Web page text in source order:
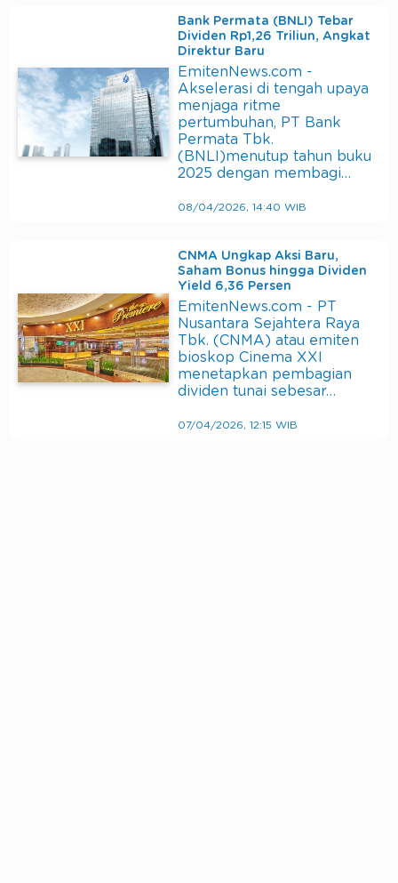
Bank Permata (BNLI) Tebar
Dividen Rp1,26 Triliun, Angkat
Direktur Baru
EmitenNews.com -
Akselerasi di tengah upaya
menjaga ritme
pertumbuhan, PT Bank
Permata Tbk.
(BNLI)menutup tahun buku
2025 dengan membagi…
08/04/2026, 14:40 WIB
CNMA Ungkap Aksi Baru,
Saham Bonus hingga Dividen
Yield 6,36 Persen
EmitenNews.com - PT
Nusantara Sejahtera Raya
Tbk. (CNMA) atau emiten
bioskop Cinema XXI
menetapkan pembagian
dividen tunai sebesar…
07/04/2026, 12:15 WIB